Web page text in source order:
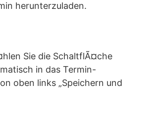
herunterzuladen.
Sie die SchaltflÃ¤che
in das Termin-
oben links „Speichern und